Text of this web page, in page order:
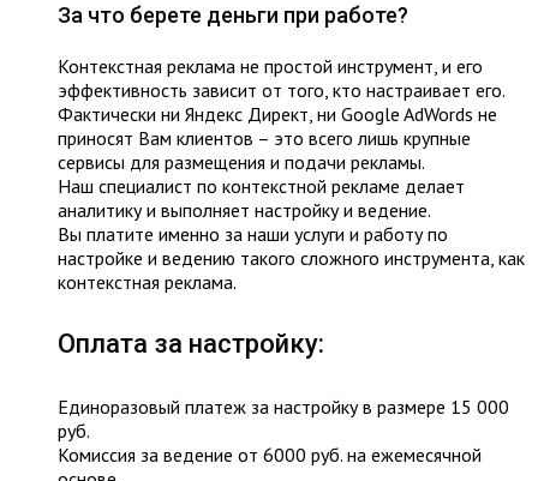
За что берете деньги при работе?
Контекстная реклама не простой инструмент, и его
эффективность зависит от того, кто настраивает его.
Фактически ни Яндекс Директ, ни Google AdWords не
приносят Вам клиентов – это всего лишь крупные
сервисы для размещения и подачи рекламы.
Наш специалист по контекстной рекламе делает
аналитику и выполняет настройку и ведение.
Вы платите именно за наши услуги и работу по
настройке и ведению такого сложного инструмента, как
контекстная реклама.
Оплата за настройку:
Единоразовый платеж за настройку в размере 15 000
руб.
Комиссия за ведение от 6000 руб. на ежемесячной